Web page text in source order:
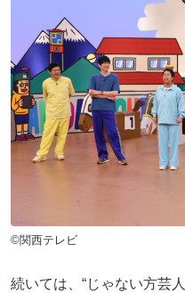
©関西テレビ
続いては、“じゃない方芸